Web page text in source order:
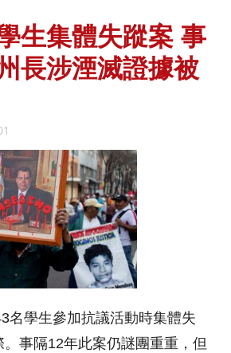
生集體失蹤案 事
長涉湮滅證據被
名學生參加抗議活動時集體失
事隔12年此案仍謎團重重，但